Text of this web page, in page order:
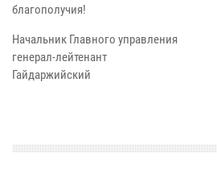
благополучия!
Начальник Главного управления
генерал-
Гайдаржийский